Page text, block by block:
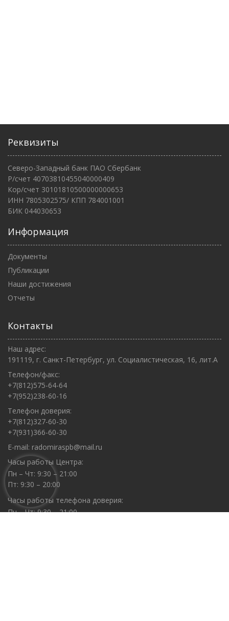
Реквизиты
Северо-Западный банк ПАО Сбербанк
Р/счет 40703810455040000409
Кор/счет 30101810500000000653
ИНН 7805302575/ КПП 784001001
БИК 044030653
Информация
Документы
Публикации
Наши достижения
Отчеты
Контакты
Наш адрес:
191119, г. Санкт-Петербург, ул. Социалистическая, 16, лит.А
Телефон/факс:
+7(812)575-64-64
+7(952)238-60-16
Телефон доверия:
+7(812)327-60-30
+7(931)366-60-30
E-mail: radomiraspb@mail.ru
Часы работы Центра:
Пн – Чт: 9:30 – 21:00
Пт: 9:30 – 20:00
Часы работы телефона доверия:
Пн – Чт: 9:30 – 21:00